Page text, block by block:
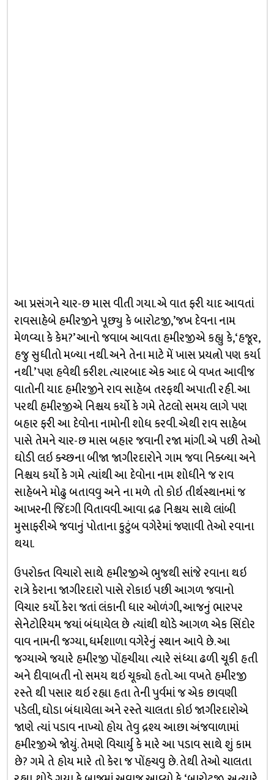
આ પ્રસંગને ચાર-છ માસ વીતી ગયા. એ વાત ફરી યાદ આવતાં
રાવસાહેબે હમીરજીને પૂછ્યુ કે બારોટજી,’જખ દેવના નામ
મેળવ્યા કે કેમ?’ આનો જવાબ આવતા હમીરજીએ કહ્યુ કે, ‘હજૂર,
હજુ સુધીતો મળ્યા નથી. અને તેના માટે મેં ખાસ પ્રયત્નો પણ કર્યા
નથી.’ પણ હવેથી કરીશ. ત્યારબાદ એક આદ બે વખત આવીજ
વાતોની યાદ હમીરજીને રાવ સાહેબ તરફથી અપાતી રહી. આ
પરથી હમીરજીએ નિશ્ચય કર્યો કે ગમે તેટલો સમય લાગે પણ
બહાર ફરી આ દેવોના નામોની શોધ કરવી. એથી રાવ સાહેબ
પાસે તેમને ચાર-છ માસ બહાર જવાની રજા માંગી. એ પછી તેઓ
ઘોડી લઇ ક્ચ્છના બીજા જાગીરદારોને ગામ જવા નિક્ળ્યા અને
નિશ્ચય કર્યો કે ગમે ત્યાંથી આ દેવોના નામ શોધીને જ રાવ
સાહેબને મોઢુ બતાવવુ અને ના મળે તો કોઇ તીર્થસ્થાનમાં જ
આખરની જિંદગી વિતાવવી. આવા દ્રઢ નિશ્ચય સાથે લાંબી
મુસાફરીએ જવાનું પોતાના કુટુંબ વગેરેમાં જણાવી તેઓ રવાના
થયા.
ઉપરોક્ત વિચારો સાથે હમીરજીએ ભુજથી સાંજે રવાના થઇ
રાત્રે કેરાના જાગીરદારો પાસે રોકાઇ પછી આગળ જવાનો
વિચાર કર્યો. કેરા જતાં લંકાની ધાર ઓળંગી, આજનું ભારપર
સેનેટોરિયમ જયાં બંધાયેલ છે ત્યાંથી થોડે આગળ એક સિંદોર
વાવ નામની જગ્યા, ધર્મશાળા વગેરેનું સ્થાન આવે છે. આ
જગ્યાએ જયારે હમીરજી પોંહચીયા ત્યારે સંધ્યા ઢળી ચૂકી હતી
અને દીવાબતી નો સમય થઇ ચૂક્યો હતો. આ વખતે હમીરજી
રસ્તે થી પસાર થઇ રહ્યા હતા તેની પુર્વમાં જ એક છાવણી
પડેલી, ઘોડા બંધાયેલા અને રસ્તે ચાલતા કોઇ જાગીરદારોએ
જાણે ત્યાં પડાવ નાખ્યો હોય તેવુ દ્રશ્ય આછા અંજવાળામાં
હમીરજીએ જોયું. તેમણે વિચાર્યુ કે મારે આ પડાવ સાથે શું કામ
છે? ગમે તે હોય મારે તો કેરા જ પોંહચવુ છે. તેથી તેઓ ચાલતા